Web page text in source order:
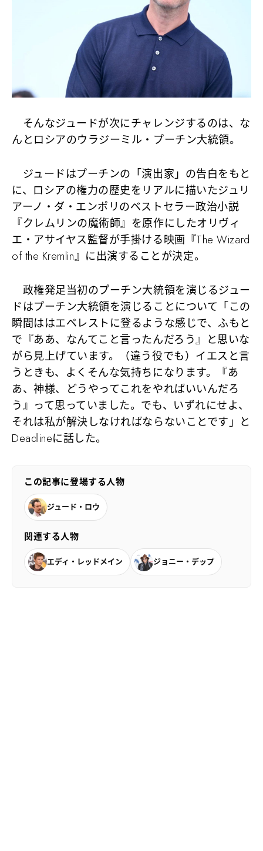
そんなジュードが次にチャレンジするのは、な
んとロシアのウラジーミル・プーチン大統領。
ジュードはプーチンの「演出家」の告白をもと
に、ロシアの権力の歴史をリアルに描いたジュリ
アーノ・ダ・エンポリのベストセラー政治小説
『クレムリンの魔術師』を原作にしたオリヴィ
エ・アサイヤス監督が手掛ける映画『The Wizard
of the Kremlin』に出演することが決定。
政権発足当初のプーチン大統領を演じるジュー
ドはプーチン大統領を演じることについて「この
瞬間ははエベレストに登るような感じで、ふもと
で『ああ、なんてこと言ったんだろう』と思いな
がら見上げています。（違う役でも）イエスと言
うときも、よくそんな気持ちになります。『あ
あ、神様、どうやってこれをやればいいんだろ
う』って思っていました。でも、いずれにせよ、
それは私が解決しなければならないことです」と
Deadlineに話した。
この記事に登場する人物
ジュード・ロウ
関連する人物
エディ・レッドメイン ジョニー・デップ